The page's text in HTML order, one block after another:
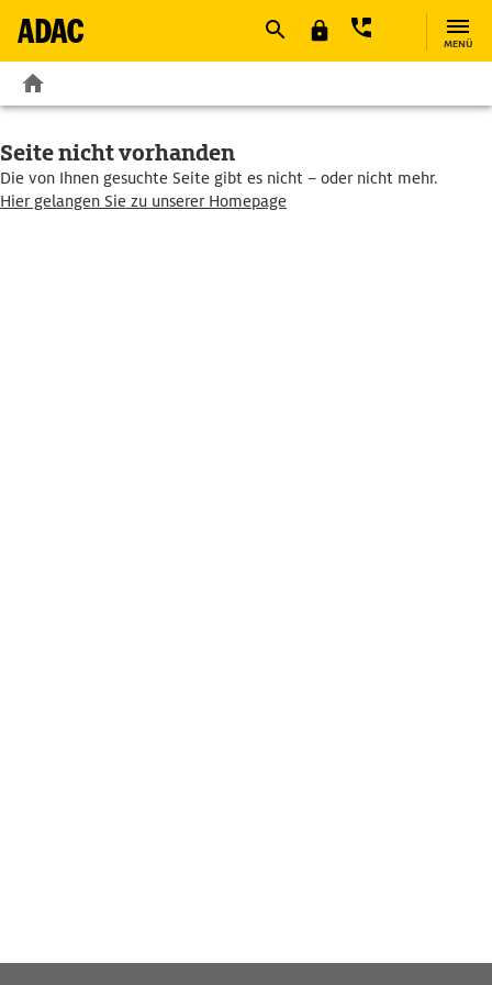
MENÜ
Seite nicht vorhanden
Die von Ihnen gesuchte Seite gibt es nicht – oder nicht mehr.
Hier gelangen Sie zu unserer Homepage